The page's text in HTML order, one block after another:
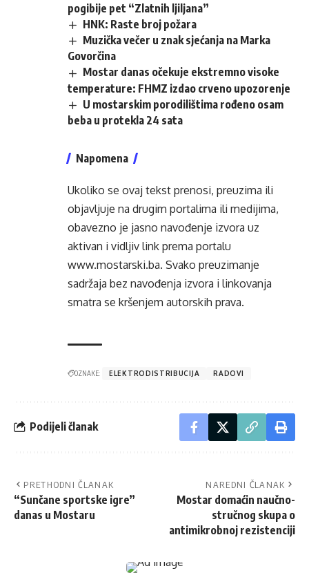
pogibije pet “Zlatnih ljiljana”
HNK: Raste broj požara
Muzička večer u znak sjećanja na Marka
Govorčina
Mostar danas očekuje ekstremno visoke
temperature: FHMZ izdao crveno upozorenje
U mostarskim porodilištima rođeno osam
beba u protekla 24 sata
Napomena
Ukoliko se ovaj tekst prenosi, preuzima ili
objavljuje na drugim portalima ili medijima,
obavezno je jasno navođenje izvora uz
aktivan i vidljiv link prema portalu
www.mostarski.ba. Svako preuzimanje
sadržaja bez navođenja izvora i linkovanja
smatra se kršenjem autorskih prava.
OZNAKE: ELEKTRODISTRIBUCIJA RADOVI
Podijeli članak
PRETHODNI ČLANAK
“Sunčane sportske igre”
danas u Mostaru
NAREDNI ČLANAK
Mostar domaćin naučno-
stručnog skupa o
antimikrobnoj rezistenciji